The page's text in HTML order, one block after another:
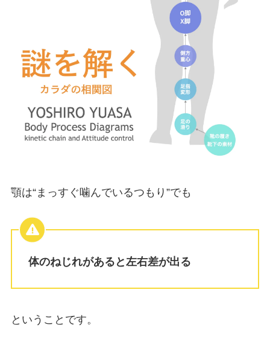
顎は“まっすぐ噛んでいるつもり”でも
体のねじれがあると左右差が出る
ということです。